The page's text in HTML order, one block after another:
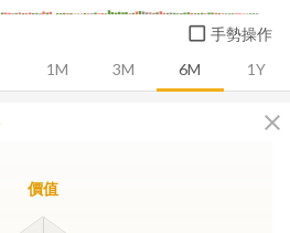
1M 3M 6M 1Y
手勢操作
close
價值